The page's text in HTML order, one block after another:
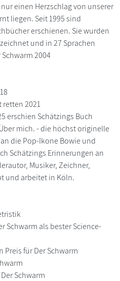
einen Herzschlag von unserer
liegen. Seit 1995 sind
erschienen. Sie wurden
und in 27 Sprachen
2004
retten 2021
erschien Schätzings Buch
mich. - die höchst originelle
die Pop-Ikone Bowie und
Schätzings Erinnerungen an
Musiker, Zeichner,
und arbeitet in Köln.
Schwarm als bester Science-
Preis für Der Schwarm
Schwarm